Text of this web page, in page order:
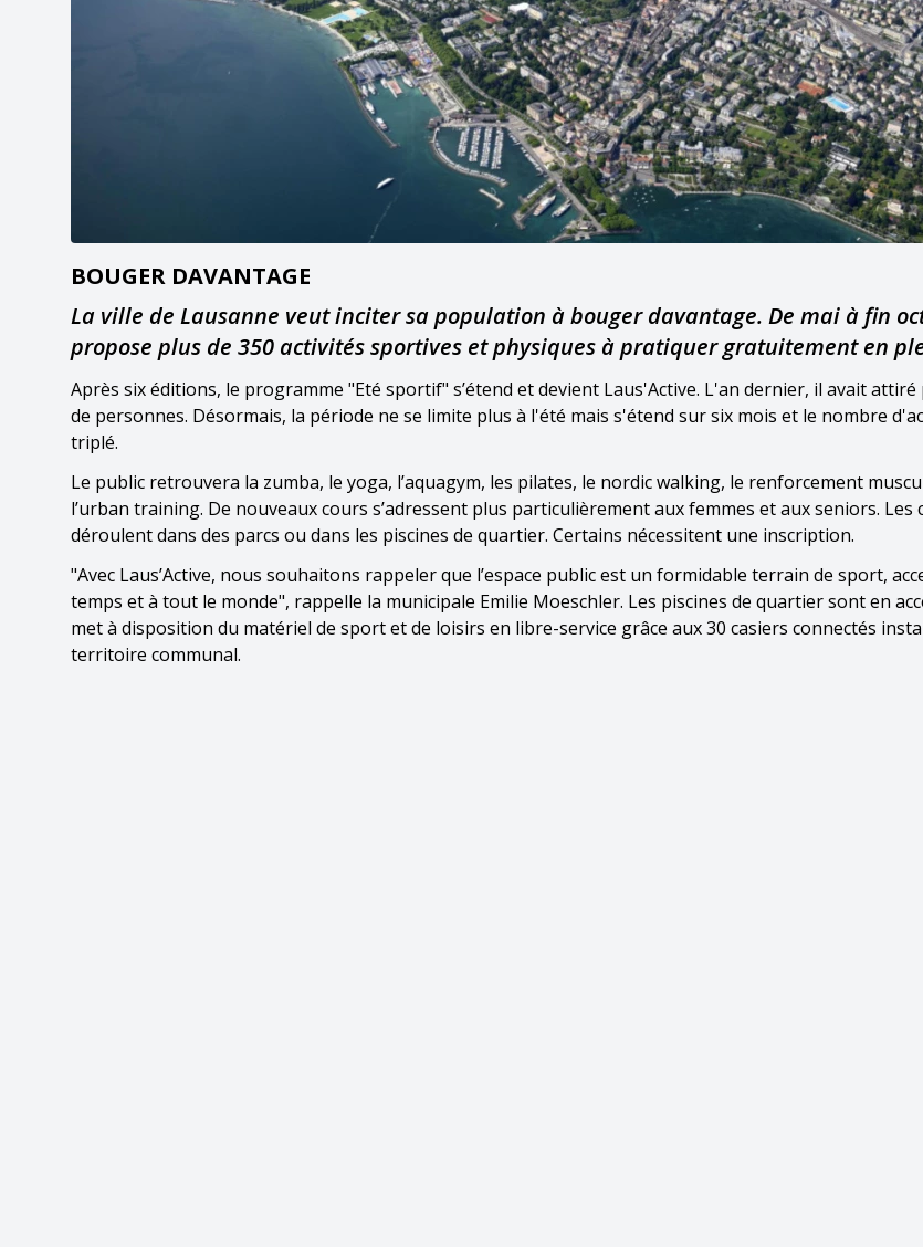
BOUGER DAVANTAGE
La ville de Lausanne veut inciter sa population à bouger davantage. De mai à fin
propose plus de 350 activités sportives et physiques à pratiquer gratuitement en
Après six éditions, le programme "Eté sportif" s’étend et devient Laus'Active. L'an dernier, il avait
de personnes. Désormais, la période ne se limite plus à l'été mais s'étend sur six mois et le nombre
triplé.
Le public retrouvera la zumba, le yoga, l’aquagym, les pilates, le nordic walking, le renforcement
l’urban training. De nouveaux cours s’adressent plus particulièrement aux femmes et aux seniors. Les
déroulent dans des parcs ou dans les piscines de quartier. Certains nécessitent une inscription.
"Avec Laus’Active, nous souhaitons rappeler que l’espace public est un formidable terrain de sport,
temps et à tout le monde", rappelle la municipale Emilie Moeschler. Les piscines de quartier sont en
met à disposition du matériel de sport et de loisirs en libre-service grâce aux 30 casiers connectés
territoire communal.